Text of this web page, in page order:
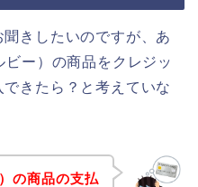
きしたいのですが、あ
ー）の商品をクレジッ
できたら？と考えていな
の商品の支払